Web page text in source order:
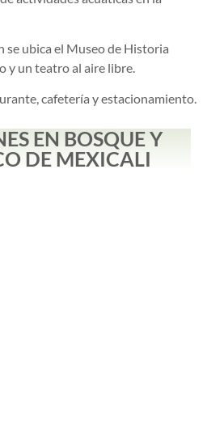
ubica el Museo de Historia
y un teatro al aire libre.
cafetería y estacionamiento.
EN BOSQUE Y
DE MEXICALI